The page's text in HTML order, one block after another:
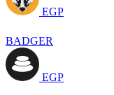
EGP
BADGER
EGP